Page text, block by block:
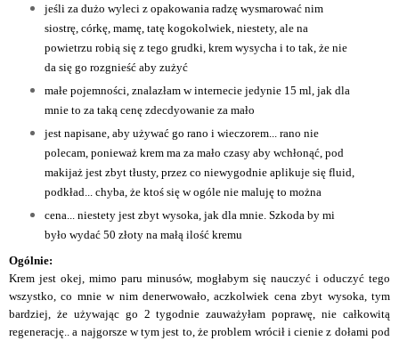
jeśli za dużo wyleci z opakowania radzę wysmarować nim
siostrę, córkę, mamę, tatę kogokolwiek, niestety, ale na
powietrzu robią się z tego grudki, krem wysycha i to tak, że nie
da się go rozgnieść aby zużyć
małe pojemności, znalazłam w internecie jedynie 15 ml, jak dla
mnie to za taką cenę zdecdyowanie za mało
jest napisane, aby używać go rano i wieczorem... rano nie
polecam, ponieważ krem ma za mało czasy aby wchłonąć, pod
makijaż jest zbyt tłusty, przez co niewygodnie aplikuje się fluid,
podkład... chyba, że ktoś się w ogóle nie maluję to można
cena... niestety jest zbyt wysoka, jak dla mnie. Szkoda by mi
było wydać 50 złoty na małą ilość kremu
Ogólnie:
Krem jest okej, mimo paru minusów, mogłabym się nauczyć i oduczyć tego
wszystko, co mnie w nim denerwowało, aczkolwiek cena zbyt wysoka, tym
bardziej, że używając go 2 tygodnie zauważyłam poprawę, nie całkowitą
regenerację.. a najgorsze w tym jest to, że problem wrócił i cienie z dołami pod